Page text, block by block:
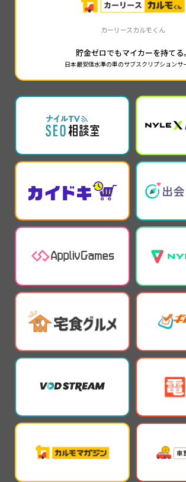
カーリースカルモくん
貯金ゼロでもマイカーを持てる。
日本最安値水準の車のサブスクリプションサ